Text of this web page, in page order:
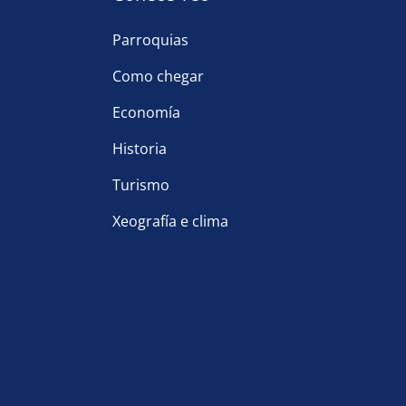
Parroquias
Como chegar
Economía
Historia
Turismo
Xeografía e clima